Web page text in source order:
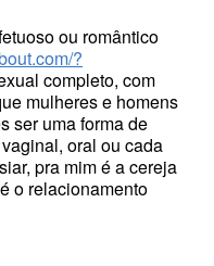
ou romântico
?
completo, com
mulheres e homens
ser uma forma de
oral ou cada
pra mim é a cereja
o relacionamento